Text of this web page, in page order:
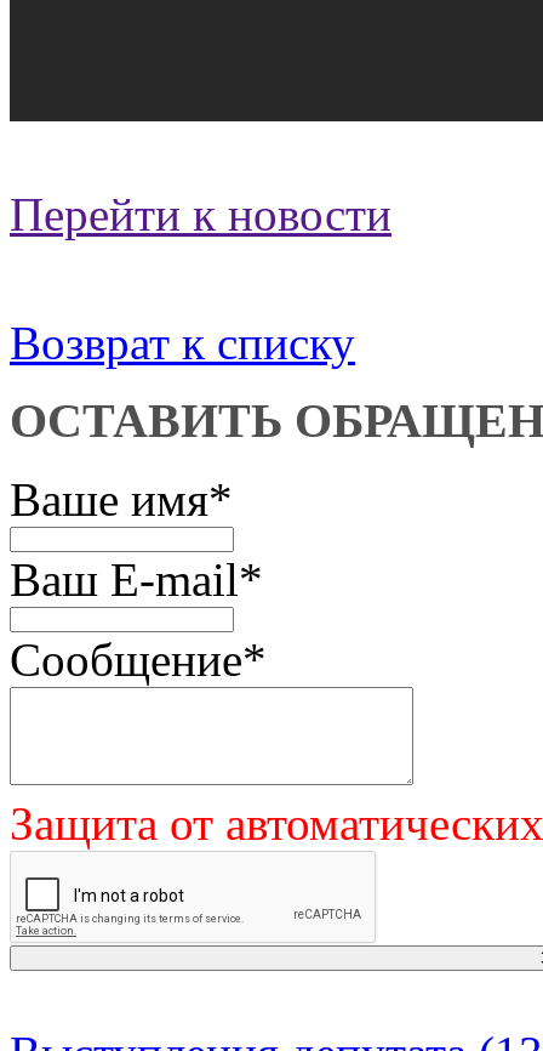
Перейти к новости
Возврат к списку
ОСТАВИТЬ
Ваше имя*
Ваш E-mail*
Сообщение*
Защита от